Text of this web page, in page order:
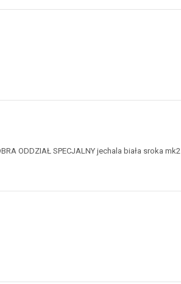
ODDZIAŁ SPECJALNY jechala biała sroka mk2